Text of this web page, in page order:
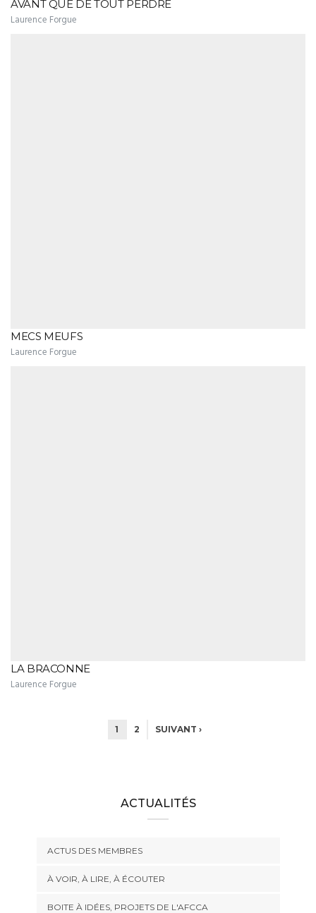
AVANT QUE DE TOUT PERDRE
Laurence Forgue
MECS MEUFS
Laurence Forgue
LA BRACONNE
Laurence Forgue
1 2 SUIVANT ›
ACTUALITÉS
ACTUS DES MEMBRES
À VOIR, À LIRE, À ÉCOUTER
BOITE À IDÉES, PROJETS DE L'AFCCA